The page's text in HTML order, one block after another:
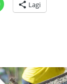
Lagi